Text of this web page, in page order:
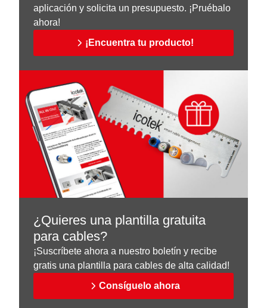
aplicación y solicita un presupuesto. ¡Pruébalo
ahora!
¡Encuentra tu producto!
¿Quieres una plantilla gratuita
para cables?
¡Suscríbete ahora a nuestro boletín y recibe
gratis una plantilla para cables de alta calidad!
Consíguelo ahora